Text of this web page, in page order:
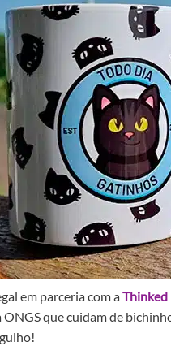
em parceria com a
que cuidam de